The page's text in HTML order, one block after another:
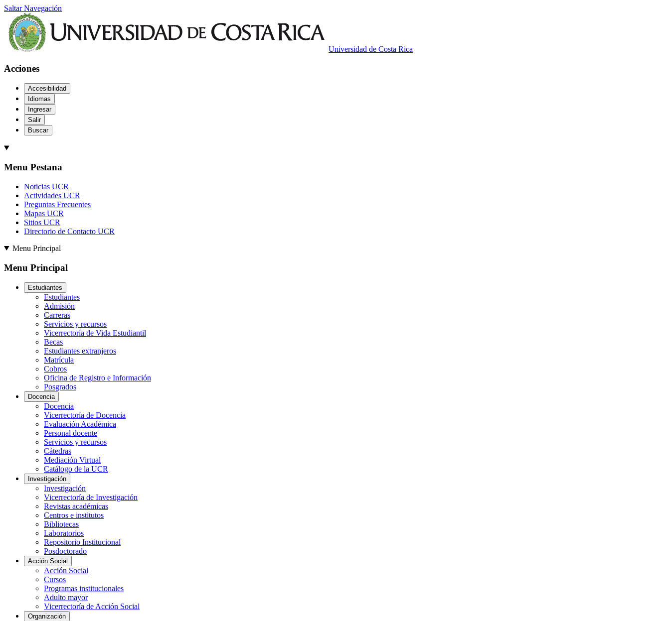
Saltar Navegación
Universidad de Costa Rica
Acciones
Accesibilidad
Idiomas
Ingresar
Salir
Buscar
Menu Pestana
Noticias UCR
Actividades UCR
Preguntas Frecuentes
Mapas UCR
Sitios UCR
Directorio de Contacto UCR
Menu Principal
Menu Principal
Estudiantes
Estudiantes
Admisión
Carreras
Servicios y recursos
Vicerrectoría de Vida Estudiantil
Becas
Estudiantes extranjeros
Matrícula
Cobros
Oficina de Registro e Información
Posgrados
Docencia
Docencia
Vicerrectoría de Docencia
Evaluación Académica
Personal docente
Servicios y recursos
Cátedras
Mediación Virtual
Catálogo de la UCR
Investigación
Investigación
Vicerrectoría de Investigación
Revistas académicas
Centros e institutos
Bibliotecas
Laboratorios
Repositorio Institucional
Posdoctorado
Acción Social
Acción Social
Cursos
Programas institucionales
Adulto mayor
Vicerrectoría de Acción Social
Organización